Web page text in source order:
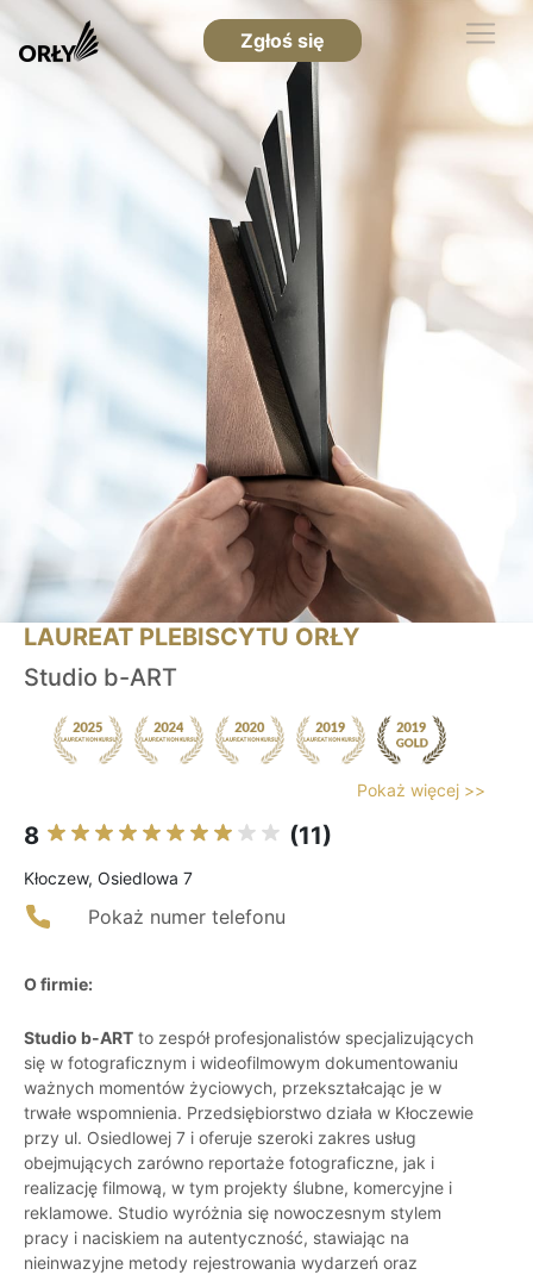
Zgłoś się
LAUREAT PLEBISCYTU ORŁY
Studio b-ART
Pokaż więcej >>
8 (11)
Kłoczew, Osiedlowa 7
Pokaż numer telefonu
O firmie:
Studio b-ART to zespół profesjonalistów specjalizujących
się w fotograficznym i wideofilmowym dokumentowaniu
ważnych momentów życiowych, przekształcając je w
trwałe wspomnienia. Przedsiębiorstwo działa w Kłoczewie
przy ul. Osiedlowej 7 i oferuje szeroki zakres usług
obejmujących zarówno reportaże fotograficzne, jak i
realizację filmową, w tym projekty ślubne, komercyjne i
reklamowe. Studio wyróżnia się nowoczesnym stylem
pracy i naciskiem na autentyczność, stawiając na
nieinwazyjne metody rejestrowania wydarzeń oraz